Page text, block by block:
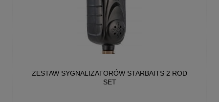
ZESTAW SYGNALIZATORÓW STARBAITS 2 ROD
SET